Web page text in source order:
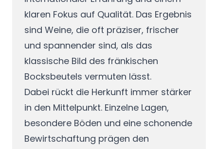
klaren Fokus auf Qualität. Das Ergebnis
sind Weine, die oft präziser, frischer
und spannender sind, als das
klassische Bild des fränkischen
Bocksbeutels vermuten lässt.
Dabei rückt die Herkunft immer stärker
in den Mittelpunkt. Einzelne Lagen,
besondere Böden und eine schonende
Bewirtschaftung prägen den